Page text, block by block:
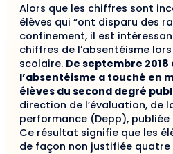
Alors que les chiffres sont
élèves qui “ont disparu des
confinement, il est
chiffres de l’absentéisme
scolaire. De septembre 2018
l’absentéisme a touché en
élèves du second degré
direction de l’évaluation, de
performance (Depp), publiée
Ce résultat signifie que les
de façon non justifiée